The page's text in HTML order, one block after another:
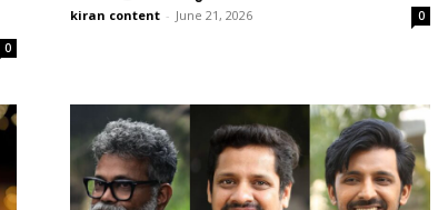
0
kiran content - June 21, 2026 0